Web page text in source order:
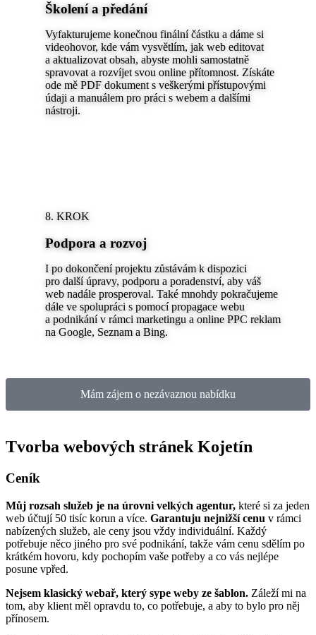
Školení a předání
Vyfakturujeme konečnou finální částku a dáme si
videohovor, kde vám vysvětlím, jak web editovat
a aktualizovat obsah, abyste mohli samostatně
spravovat a rozvíjet svou online přítomnost. Získáte
ode mě PDF dokument s veškerými přístupovými
údaji a manuálem pro práci s webem a dalšími
nástroji.
8. KROK
Podpora a rozvoj
I po dokončení projektu zůstávám k dispozici
pro další úpravy, podporu a poradenství, aby váš
web nadále prosperoval. Také mnohdy pokračujeme
dále ve spolupráci s pomocí propagace webu
a podnikání v rámci marketingu a online PPC reklam
na Google, Seznam a Bing.
Mám zájem o nezávaznou nabídku
Tvorba webových stránek Kojetín
Ceník
Můj rozsah služeb je na úrovni velkých agentur, které si za jeden
web účtují 50 tisíc korun a více. Garantuju nejnižší cenu v rámci
nabízených služeb, ale ceny jsou vždy individuální. Každý
potřebuje něco jiného pro své podnikání, takže vám cenu sdělím po
krátkém hovoru, kdy pochopím vaše potřeby a co vás nejlépe
posune vpřed.
Nejsem klasický webař, který sype weby ze šablon. Záleží mi na
tom, aby klient měl opravdu to, co potřebuje, a aby to bylo pro něj
přínosem.